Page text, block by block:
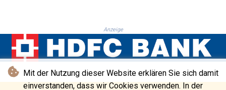
Mit der Nutzung dieser Website erklären Sie sich damit
einverstanden, dass wir Cookies verwenden. In der
JEP 0.856077
JMD 182.637459
JOD 0.81708
KES 149.083075
KGS 100.783234
Anzeige